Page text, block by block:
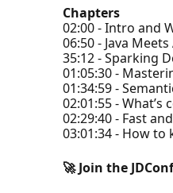
Chapters
02:00 - Intro and
06:50 - Java
35:12 - Sparking
01:05:30 -
01:34:59 -
02:01:55 - What’s
02:29:40 - Fast
03:01:34 - How
🚀 Join the